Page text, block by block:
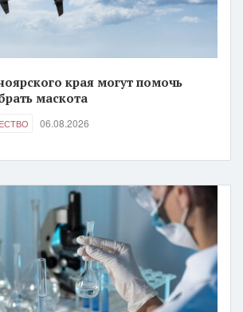
края могут помочь
маскота
06.08.2026